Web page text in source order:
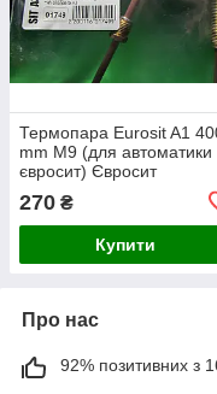
Термопара Eurosit A1
mm M9 (для автоматики
євросит) Євросит
270 ₴
Купити
Про нас
92% позитивних з